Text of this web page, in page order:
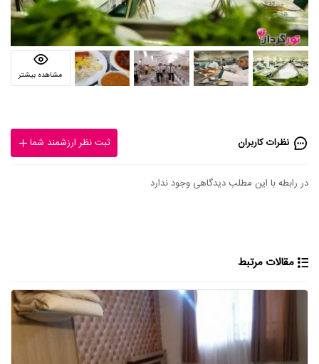
مشاهده بیشتر
نظرات کاربران ثبت نظر ارزشمند شما
در رابطه با این مطلب دیدگاهی وجود ندارد
مقالات مرتبط